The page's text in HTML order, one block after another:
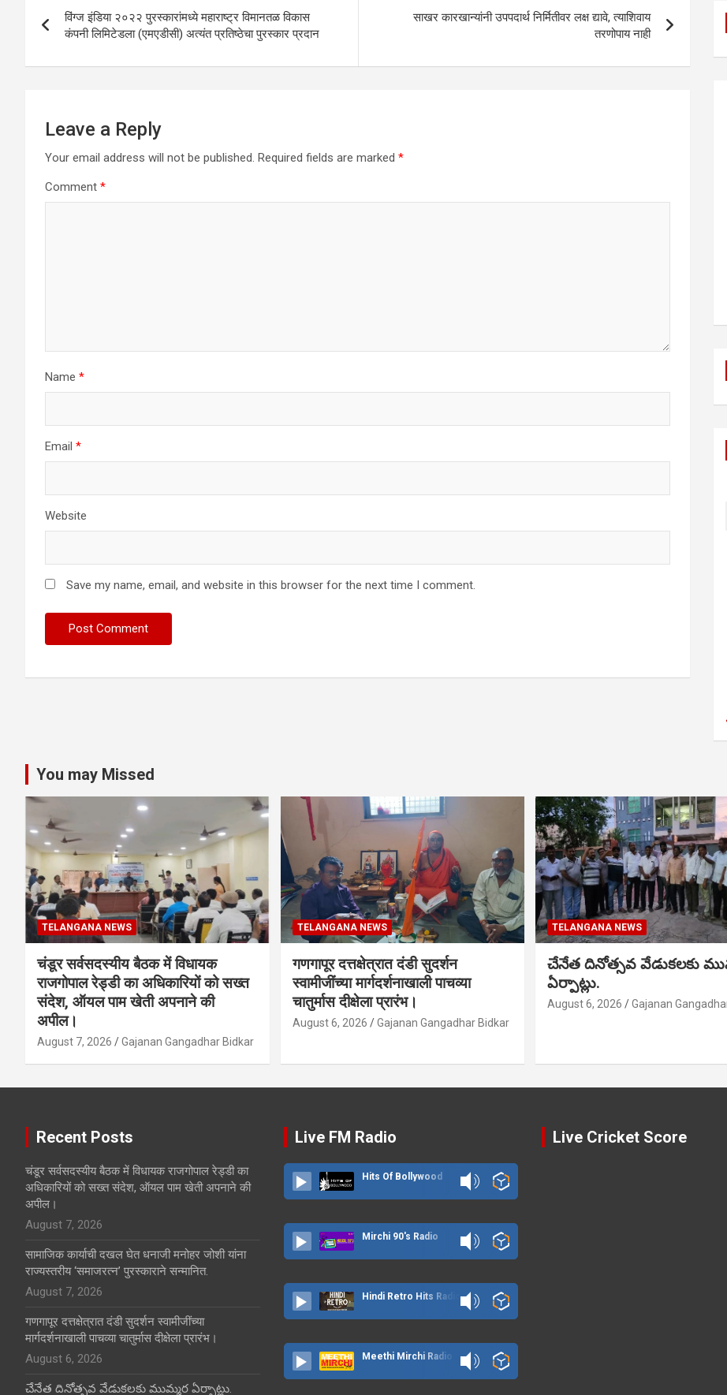
p
p
o
k
navigation
विंग्ज इंडिया २०२२ पुरस्कारांमध्ये महाराष्ट्र विमानतळ विकास
कंपनी लिमिटेडला (एमएडीसी) अत्यंत प्रतिष्ठेचा पुरस्कार प्रदान
साखर कारखान्यांनी उपपदार्थ निर्मितीवर लक्ष द्यावे, त्याशिवाय
तरणोपाय नाही
Leave a Reply
Your email address will not be published. Required fields are marked *
Comment *
Name *
Email *
Website
Save my name, email, and website in this browser for the next time I comment.
You may Missed
TELANGANA NEWS
चंडूर सर्वसदस्यीय बैठक में विधायक
राजगोपाल रेड्डी का अधिकारियों को सख्त
संदेश, ऑयल पाम खेती अपनाने की
अपील।
August 7, 2026 Gajanan Gangadhar Bidkar
TELANGANA NEWS
गणगापूर दत्तक्षेत्रात दंडी सुदर्शन
स्वामीजींच्या मार्गदर्शनाखाली पाचव्या
चातुर्मास दीक्षेला प्रारंभ।
August 6, 2026 Gajanan Gangadhar Bidkar
TELANGANA NEWS
చేనేత దినోత్సవ వేడుకలకు
ఏర్పాట్లు.
August 6, 2026 Gajanan
Recent Posts
चंडूर सर्वसदस्यीय बैठक में विधायक राजगोपाल रेड्डी का
अधिकारियों को सख्त संदेश, ऑयल पाम खेती अपनाने की
अपील।
August 7, 2026
सामाजिक कार्याची दखल घेत धनाजी मनोहर जोशी यांना
राज्यस्तरीय ‘समाजरत्न’ पुरस्काराने सन्मानित.
August 7, 2026
गणगापूर दत्तक्षेत्रात दंडी सुदर्शन स्वामीजींच्या
मार्गदर्शनाखाली पाचव्या चातुर्मास दीक्षेला प्रारंभ।
August 6, 2026
చేనేత దినోత్సవ వేడుకలకు ముమ్మర ఏర్పాట్లు.
Live FM Radio
Hits Of Bollywood
Mirchi 90's Radio
Hindi Retro Hits Radio
Meethi Mirchi Radio
Live Cricket Score